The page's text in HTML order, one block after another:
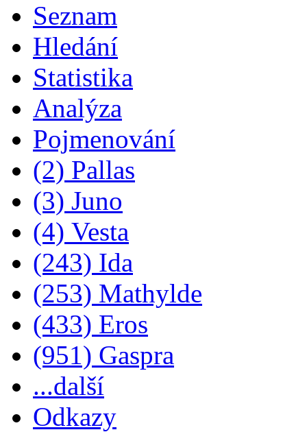
Seznam
Hledání
Statistika
Analýza
Pojmenování
(2) Pallas
(3) Juno
(4) Vesta
(243) Ida
(253) Mathylde
(433) Eros
(951) Gaspra
...další
Odkazy